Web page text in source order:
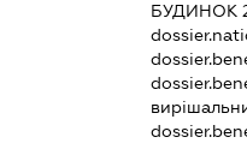
БУДИНОК